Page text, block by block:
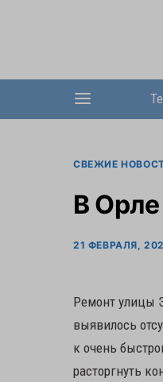
СВЕЖИЕ
В
21 ФЕВРАЛЯ,
Ремонт улицы
выявилось
к очень
расторгнуть